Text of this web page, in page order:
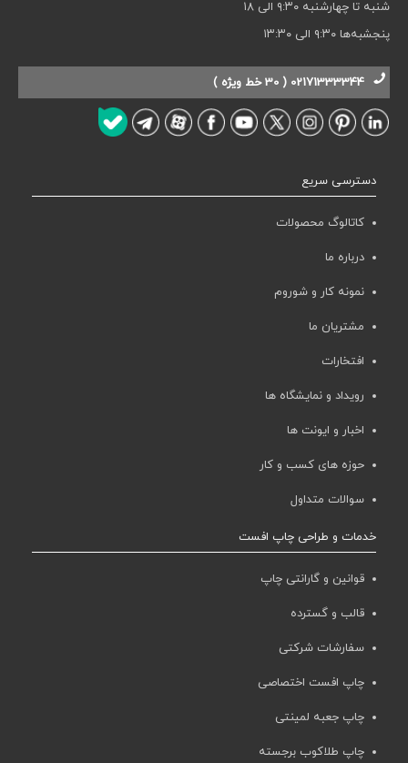
شنبه تا چهارشنبه ۹:۳۰ الی ۱۸
پنجشبه‌ها ۹:۳۰ الی ۱۳:۳۰
02171333344 ( 30 خط ویژه )
دسترسی سریع
کاتالوگ محصولات
درباره ما
نمونه کار و شوروم
مشتریان ما
افتخارات
رویداد و نمایشگاه ها
اخبار و ایونت ها
حوزه های کسب و کار
سوالات متداول
خدمات و طراحی چاپ افست
قوانین و گارانتی چاپ
قالب و گسترده
سفارشات شرکتی
چاپ افست اختصاصی
چاپ جعبه لمینتی
چاپ طلاکوب برجسته